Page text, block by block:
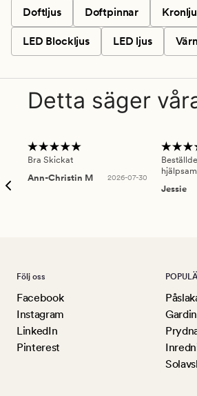
Doftljus Doftpinnar
LED Blockljus LED ljus
Detta säger
Bra Skickat
Ann-Christin M
2026-07-30
Jessie
Följ oss
Facebook
Instagram
LinkedIn
Pinterest